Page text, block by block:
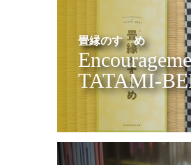
畳縁のすゝめ
TATAMI-